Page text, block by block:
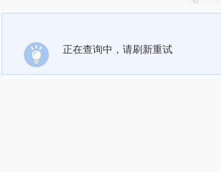
正在查询中，请刷新重试